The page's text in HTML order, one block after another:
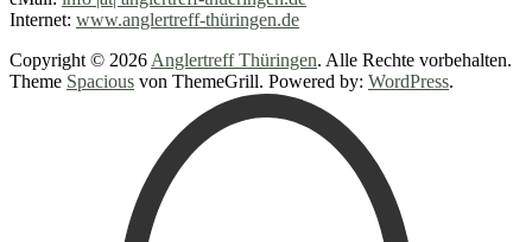
Internet: www.anglertreff-thüringen.de
Copyright © 2026Anglertreff Thüringen. Alle Rechte vorbehalten.
Theme Spacious von ThemeGrill. Powered by: WordPress.